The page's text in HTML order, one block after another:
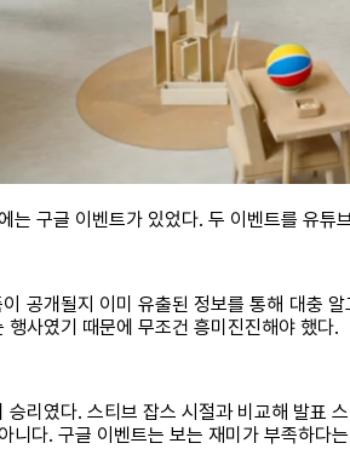
구글 이벤트가 있었다. 두 이벤트를 유
공개될지 이미 유출된 정보를 통해 대충
사였기 때문에 무조건 흥미진진해야 했다.
리였다. 스티브 잡스 시절과 비교해 발표
니다. 구글 이벤트는 보는 재미가 부족하다